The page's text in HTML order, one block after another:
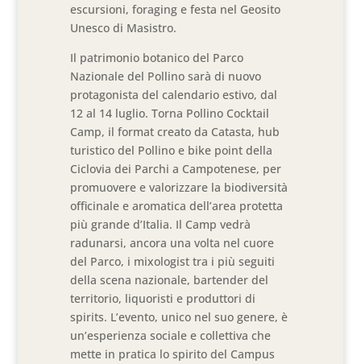
escursioni, foraging e festa nel Geosito
Unesco di Masistro.
Il patrimonio botanico del Parco
Nazionale del Pollino sarà di nuovo
protagonista del calendario estivo, dal
12 al 14 luglio. Torna Pollino Cocktail
Camp, il format creato da Catasta, hub
turistico del Pollino e bike point della
Ciclovia dei Parchi a Campotenese, per
promuovere e valorizzare la biodiversità
officinale e aromatica dell’area protetta
più grande d’Italia. Il Camp vedrà
radunarsi, ancora una volta nel cuore
del Parco, i mixologist tra i più seguiti
della scena nazionale, bartender del
territorio, liquoristi e produttori di
spirits. L’evento, unico nel suo genere, è
un’esperienza sociale e collettiva che
mette in pratica lo spirito del Campus